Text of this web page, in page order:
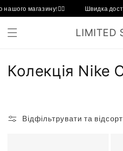
до
вмісту
магазину!❤️‍🔥 Швидка
LIMITED
К
Колекція Nike
Відфільтрувати та